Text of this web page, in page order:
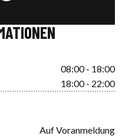
08:00 - 18:00
18:00 - 22:00
Auf Voranmeldung